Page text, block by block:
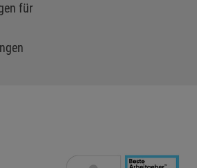
für